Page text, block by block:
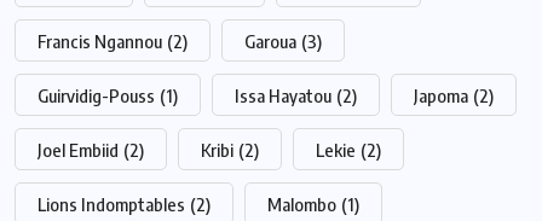
Francis Ngannou (2) Garoua (3)
Guirvidig-Pouss (1) Issa Hayatou (2) Japoma (2)
Joel Embiid (2) Kribi (2) Lekie (2)
Lions Indomptables (2) Malombo (1)